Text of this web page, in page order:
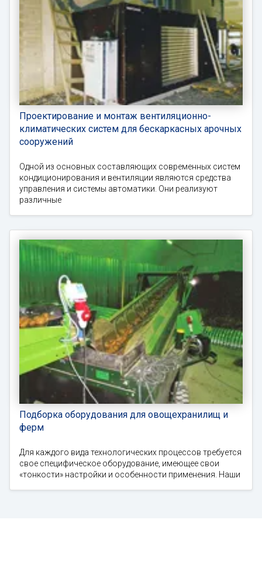
Проектирование и монтаж вентиляционно-
климатических систем для бескаркасных арочных
сооружений
Одной из основных составляющих современных систем
кондиционирования и вентиляции являются средства
управления и системы автоматики. Они реализуют
различные
Подборка оборудования для овощехранилищ и
ферм
Для каждого вида технологических процессов требуется
свое специфическое оборудование, имеющее свои
«тонкости» настройки и особенности применения. Наши